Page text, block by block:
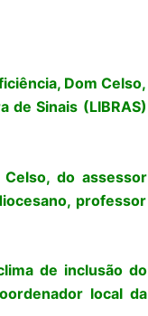
Dom Celso,
de Sinais (LIBRAS)
do assessor
professor
de inclusão do
local da